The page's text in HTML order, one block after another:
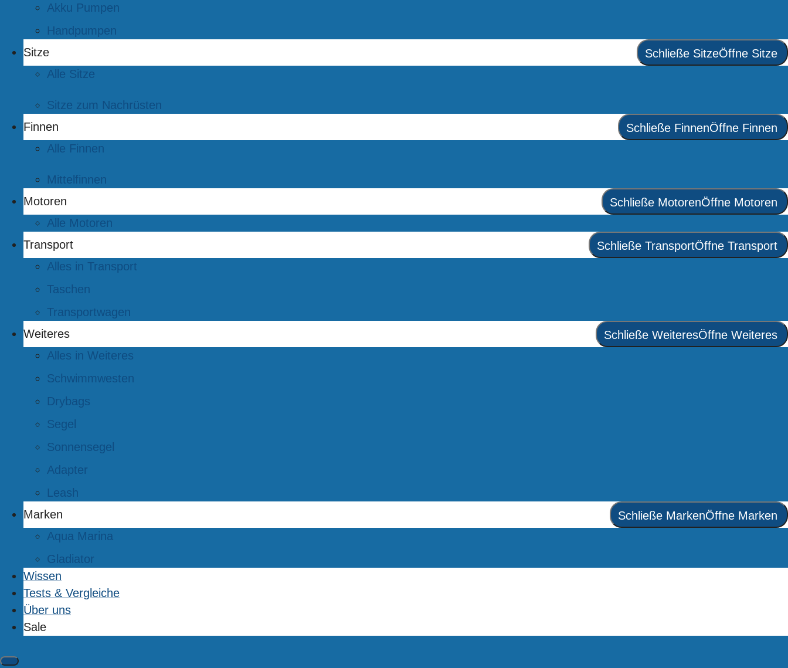
Akku Pumpen
Handpumpen
Sitze
Schließe SitzeÖffne Sitze
Alle Sitze
Sitze zum Nachrüsten
Finnen
Schließe FinnenÖffne Finnen
Alle Finnen
Mittelfinnen
Motoren
Schließe MotorenÖffne Motoren
Alle Motoren
Transport
Schließe TransportÖffne Transport
Alles in Transport
Taschen
Transportwagen
Weiteres
Schließe WeiteresÖffne Weiteres
Alles in Weiteres
Schwimmwesten
Drybags
Segel
Sonnensegel
Adapter
Leash
Marken
Schließe MarkenÖffne Marken
Aqua Marina
Gladiator
Wissen
Tests & Vergleiche
Über uns
Sale